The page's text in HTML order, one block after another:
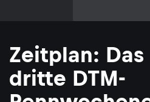
Zeitplan: Das
dritte DTM-